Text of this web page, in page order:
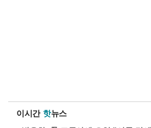
이시간 핫뉴스